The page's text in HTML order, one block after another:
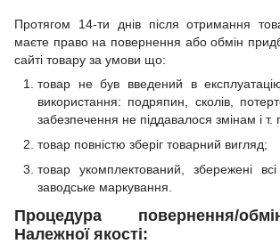
Протягом 14-ти днів після отримання
маєте право на повернення або обмін
сайті товару за умови що:
товар не був введений в
використання: подряпин, сколів,
забезпечення не піддавалося змінам і т.
товар повністю зберіг товарний вигляд;
товар укомплектований, збережені
заводське маркування.
Процедура повернення/
Належної якості: